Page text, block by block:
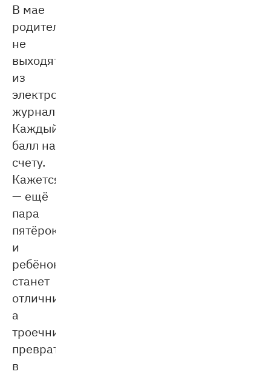
В мае
родители
не
выходят
из
электронных
журналов.
Каждый
балл на
счету.
Кажется
— ещё
пара
пятёрок
и
ребёнок
станет
отличником,
а
троечник
превратится
в